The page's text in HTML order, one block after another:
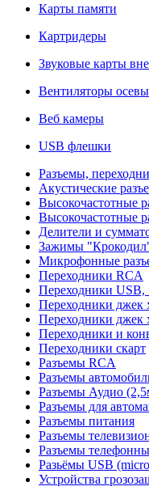
Карты памяти
Картридеры
Звуковые карты
Вентиляторы
Веб камеры
USB флешки
Разъемы,
Акустические
Высокочастотные
Высокочастотные
Делители и
Зажимы
Микрофонные
Переходники RCA
Переходники
Переходники джек
Переходники джек
Переходники и
Переходники скарт
Разъемы RCA
Разъемы
Разъемы Аудио
Разъемы для
Разъемы питания
Разъемы
Разъемы
Разьёмы USB
Устройства